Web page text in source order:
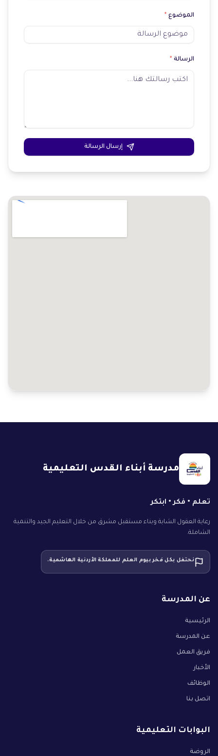
الموضوع *
الرسالة *
إرسال الرسالة
مدرسة أبناء القدس التعليمية
تعلم • فكر • ابتكر
رعاية العقول الشابة وبناء مستقبل مشرق من خلال التعليم الجيد والتنمية
الشاملة.
نحتفل بكل فخر بيوم العلم للمملكة الأردنية الهاشمية.
عن المدرسة
الرئيسية
عن المدرسة
فريق العمل
الأخبار
الوظائف
اتصل بنا
البوابات التعليمية
الروضة